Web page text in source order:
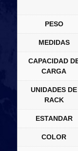
PESO
MEDIDAS
CAPACIDAD
CARGA
UNIDADES DE
RACK
ESTANDAR
COLOR